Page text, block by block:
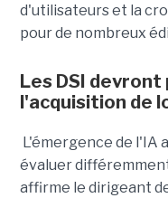
d'utilisateurs et la
pour de nombreux
Les DSI
l'acquisition de
L'émergence de l'IA
évaluer
affirme le dirigeant